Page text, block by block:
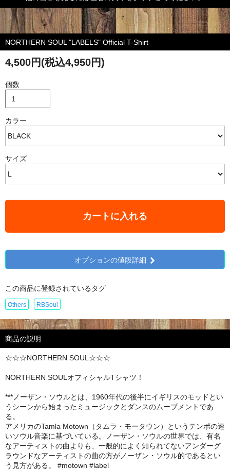
NORTHERN SOUL "LABELS" Official T-Shirt
4,500円(税込4,950円)
個数
カラー
サイズ
カートに入れる
オプションの値段詳細
この商品に登録されているタグ
Others RBSoul
商品の説明
☆☆☆NORTHERN SOUL☆☆☆
NORTHERN SOULオフィシャルTシャツ！
***ノーザン・ソウルとは、1960年代の後半にイギリスのモッドとい
うシーンから始まったミュージックとダンスのムーブメントであ
る。
アメリカのTamla Motown（タムラ・モータウン）というテンポの速
いソウル音楽に基づいている。ノーザン・ソウルの世界では、有名
なアーティストの曲よりも、一般的によく知られてないアンダーグ
ラウンドなアーティストの曲の方がノーザン・ソウル的であるとい
う見方がある。 #motown #label